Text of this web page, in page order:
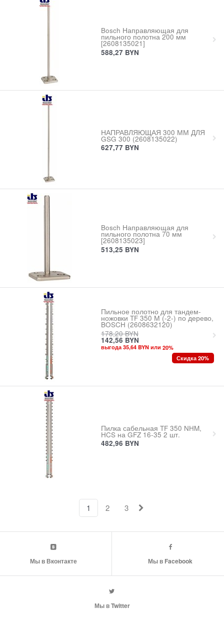
Bosch Направляющая для
пильного полотна 200 мм
[2608135021]
588,27 BYN
НАПРАВЛЯЮЩАЯ 300 ММ ДЛЯ
GSG 300 (2608135022)
627,77 BYN
Bosch Направляющая для
пильного полотна 70 мм
[2608135023]
513,25 BYN
Пильное полотно для тандем-
ножовки TF 350 М (-2-) по дерево,
BOSCH (2608632120)
178,20 BYN
142,56 BYN
выгода 35,64 BYN или 20%
Скидка 20%
Пилка сабельная TF 350 NHM,
HCS на GFZ 16-35 2 шт.
482,96 BYN
1 2 3
Мы в Вконтакте Мы в Facebook
Мы в Twitter